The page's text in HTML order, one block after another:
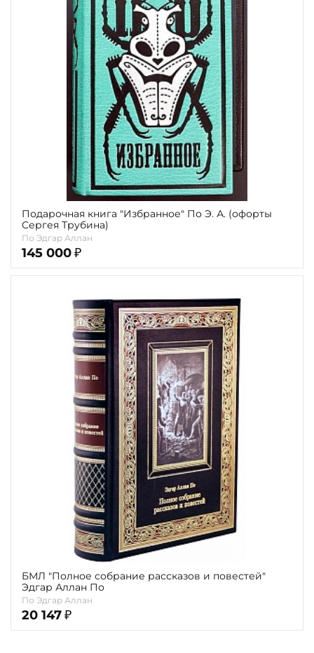
Подарочная книга "Избранное" По Э. А. (офорты
Сергея Трубина)
По Эдгар Аллан
145 000 ₽
БМЛ "Полное собрание рассказов и повестей"
Эдгар Аллан По
По Эдгар Аллан
20 147 ₽